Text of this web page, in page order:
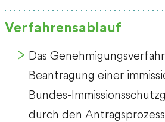
Verfahrensablauf
Das
Beantragung einer
Bundes-
durch den